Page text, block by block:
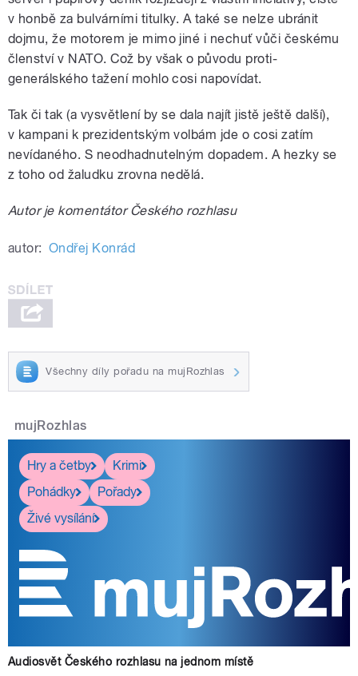
v honbě za bulvárními titulky. A také se nelze ubránit
dojmu, že motorem je mimo jiné i nechuť vůči českému
členství v NATO. Což by však o původu proti-
generálského tažení mohlo cosi napovídat.
Tak či tak (a vysvětlení by se dala najít jistě ještě další),
v kampani k prezidentským volbám jde o cosi zatím
nevídaného. S neodhadnutelným dopadem. A hezky se
z toho od žaludku zrovna nedělá.
Autor je komentátor Českého rozhlasu
autor: Ondřej Konrád
Všechny díly pořadu na mujRozhlas
mujRozhlas
Hry a četby
Krimi
Pohádky
Pořady
Živé vysílání
Audiosvět Českého rozhlasu na jednom místě